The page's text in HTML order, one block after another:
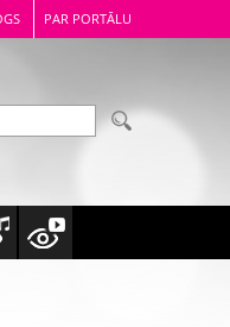
PAR PORTĀLU